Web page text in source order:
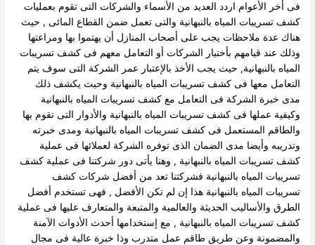
فى أخر الأعوام اردد العديد من الأسماء والشركات التى تقوم بعمليات
كشف تسريبات المياه بالنبهانية والتى تعمل ضمن القطاع المائى , حيث
هناك عدة ملاحظات يجب على أصحاب المنازل أن يهتموا بها ومراعتها
وذلك عند قيامهم بأختيار الشركات أو التعامل معهم فى كشف تسريبات
المياه بالنبهانية, حيث يجب الأخذ بالإعتبار عمر الشركة التى سوف يتم
التعامل معها فى كشف تسريبات المياه بالنبهانية وحيث يكشف ذلك
مدى خبرة الشركة فى التعامل مع كشف تسريبات المياه بالنبهانية
وكيفية عملها فى كشف تسريبات المياه بالنبهانية والأدوار التى تقوم بها
والطاقم المستعمل فى كشف تسريبات المياه بالنبهانية ومدى خبرته
وتدريبه وأيضا مدى الضمان الذى توفره الشركة لعملائها فى عملية
كشف تسريبات المياه بالنبهانية , وهنا يأتى دور شركتنا فى عملية كشف
تسريبات المياه بالنبهانية فشركتنا تعد من أفضل شركات كشف
تسريبات المياه بالنبهانية هذا إن لم تكن الأفضل , فهى تستخدم أفضل
الطرق والأساليب الحديثة والعالمية والمتبعة والمتعارف عليها فى عملية
كشف تسريبات المياه بالنبهانية , مع إستخدامها أحدث الأدوات الآمنة
والمضمونة وعن طريق طاقم عمل متدرب وذا خبرة عالية فى مجال